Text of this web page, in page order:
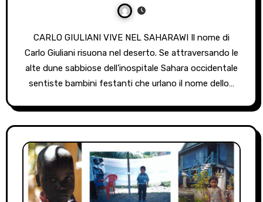
CARLO GIULIANI VIVE NEL SAHARAWI Il nome di
Carlo Giuliani risuona nel deserto. Se attraversando le
alte dune sabbiose dell’inospitale Sahara occidentale
sentiste bambini festanti che urlano il nome dello…